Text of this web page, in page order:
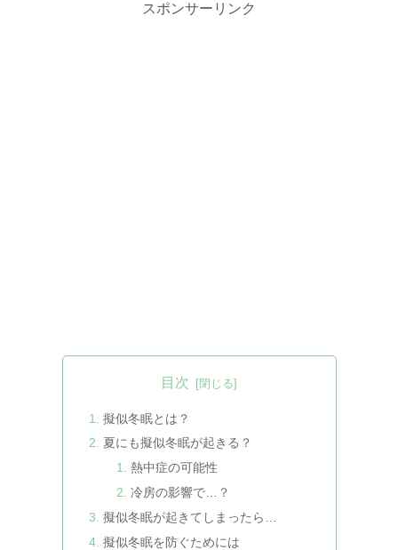
スポンサーリンク
目次
擬似冬眠とは？
夏にも擬似冬眠が起きる？
熱中症の可能性
冷房の影響で…？
擬似冬眠が起きてしまったら…
擬似冬眠を防ぐためには